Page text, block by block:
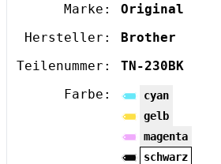
Marke:
Original
Hersteller:
Brother
Teilenummer:
TN-230BK
Farbe:
cyan
gelb
magenta
schwarz